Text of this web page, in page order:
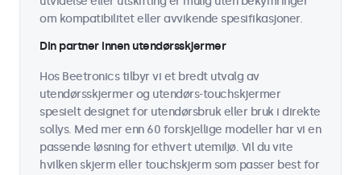
om kompatibilitet eller avvikende spesifikasjoner.
Din partner innen utendørsskjermer
Hos Beetronics tilbyr vi et bredt utvalg av
utendørsskjermer og utendørs-touchskjermer
spesielt designet for utendørsbruk eller bruk i direkte
sollys. Med mer enn 60 forskjellige modeller har vi en
passende løsning for ethvert utemiljø. Vil du vite
hvilken skjerm eller touchskjerm som passer best for